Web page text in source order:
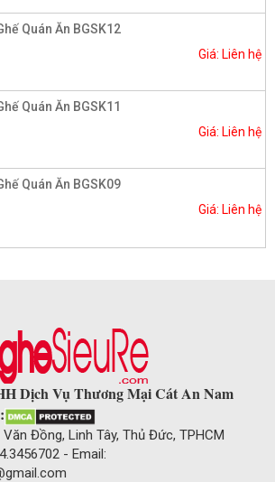
Quán Ăn BGSK12
Giá: Liên hệ
Quán Ăn BGSK11
Giá: Liên hệ
Quán Ăn BGSK09
Giá: Liên hệ
Dịch Vụ Thương Mại Cát An Nam
Đồng, Linh Tây, Thủ Đức, TPHCM
- Email: